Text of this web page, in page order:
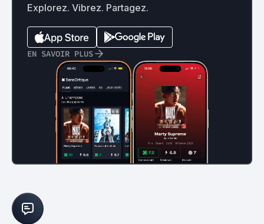
Explorez. Vibrez. Partagez.
EN SAVOIR PLUS